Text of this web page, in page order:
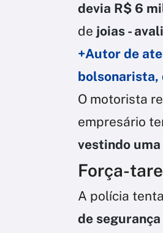
devia R$ 6
de joias -
+Autor de
bolsonarista,
O motorista
empresário
vestindo
Força-
A polícia tenta
de segurança